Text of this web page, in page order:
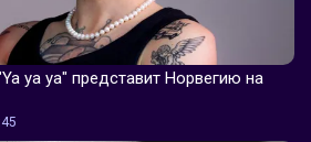
ya ya" представит Норвегию на